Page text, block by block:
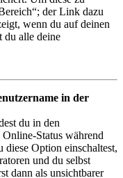
der Link dazu
wenn du auf deinen
du alle deine
in der
du in den
Status während
diese Option einschaltest,
und du selbst
dann als unsichtbarer